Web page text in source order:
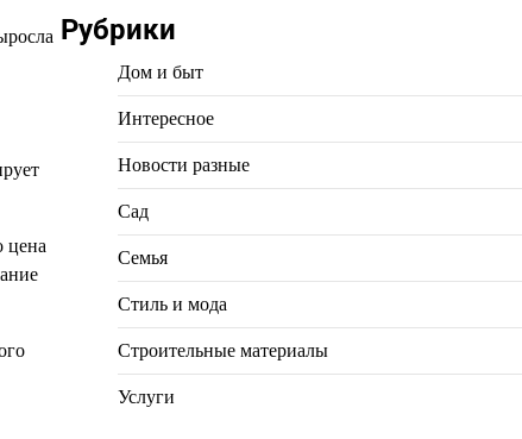
цена
Рубрики
Дом и быт
Интересное
Новости разные
Сад
Семья
Стиль и мода
Строительные материалы
Услуги